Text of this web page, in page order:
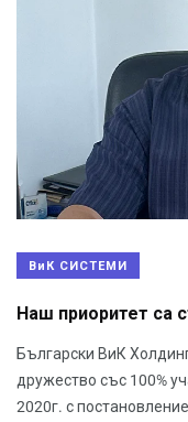
ВиК СИСТЕМИ
Наш приоритет са
Български ВиК
дружество със 100%
2020г. с